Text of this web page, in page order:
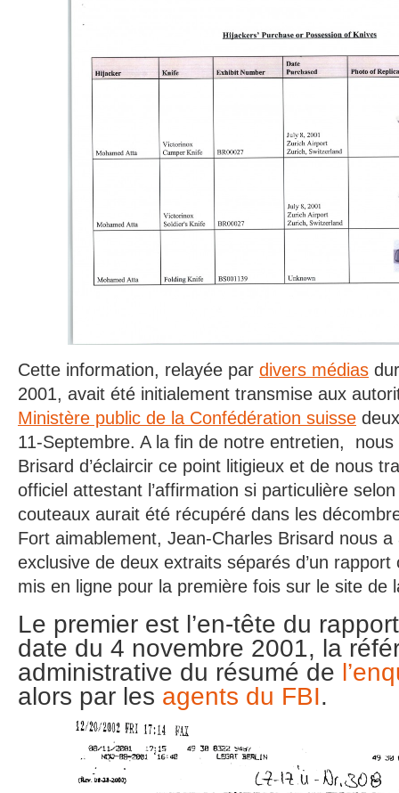
Cette information, relayée par divers médias
2001, avait été initialement transmise aux
Ministère public de la Confédération suisse
11-Septembre. A la fin de notre entretien,
Brisard d’éclaircir ce point litigieux et de nous
officiel attestant l’affirmation si particulière
couteaux aurait été récupéré dans les
Fort aimablement, Jean-Charles Brisard nous
exclusive de deux extraits séparés d’un
mis en ligne pour la première fois sur le site de
Le premier est l’en-tête du
date du 4 novembre 2001, la
administrative du résumé de
alors par les agents du FBI.